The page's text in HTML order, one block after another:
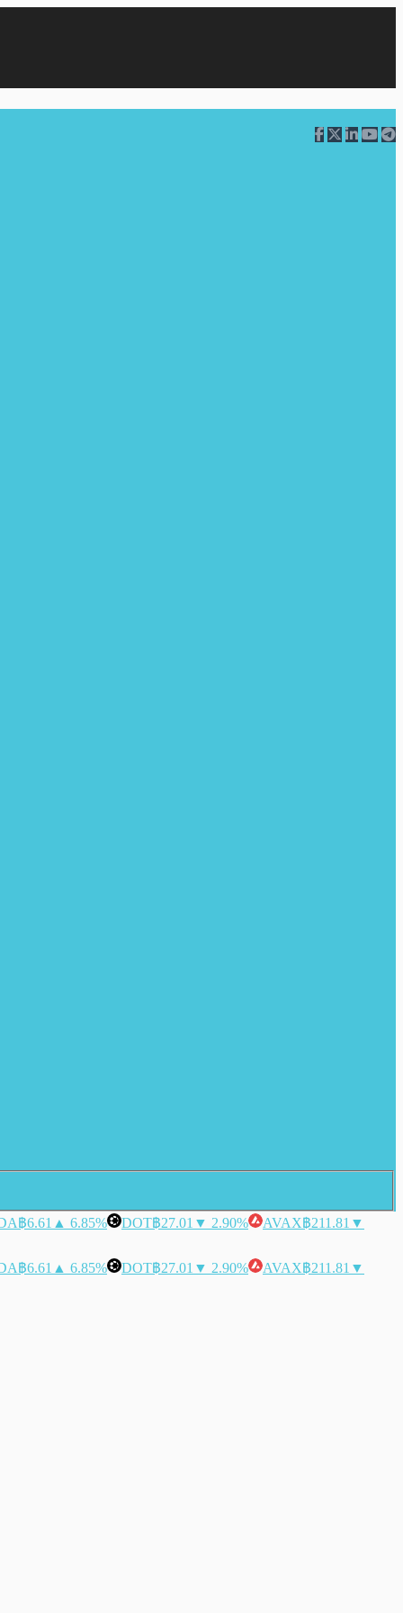
฿6.61 ▲ 6.85% DOT฿27.01 ▼ 2.90% AVAX฿211.81 ▼
฿6.61 ▲ 6.85% DOT฿27.01 ▼ 2.90% AVAX฿211.81 ▼